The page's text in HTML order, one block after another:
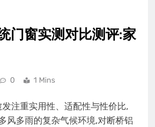
门窗实测对比测评:家
0 1 Mins
注重实用性、适配性与性价比,
风多雨的复杂气候环境,对断桥铝